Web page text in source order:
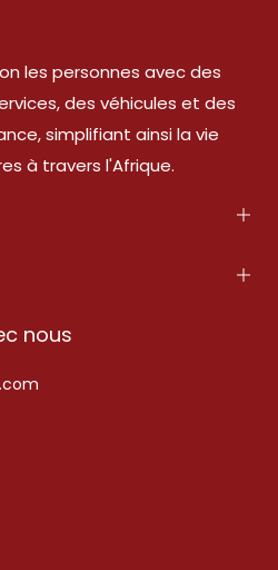
les personnes avec des
des véhicules et des
simplifiant ainsi la vie
à travers l'Afrique.
nous